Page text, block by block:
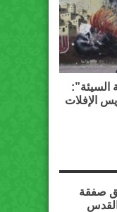
السيئة”:
الإفلات
صفقة